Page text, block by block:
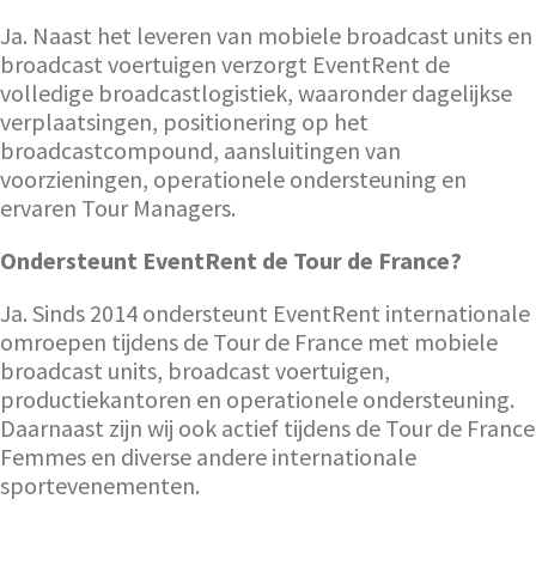
Ja. Naast het leveren van mobiele broadcast units en
broadcast voertuigen verzorgt EventRent de
volledige broadcastlogistiek, waaronder dagelijkse
verplaatsingen, positionering op het
broadcastcompound, aansluitingen van
voorzieningen, operationele ondersteuning en
ervaren Tour Managers.
Ondersteunt EventRent de Tour de France?
Ja. Sinds 2014 ondersteunt EventRent internationale
omroepen tijdens de Tour de France met mobiele
broadcast units, broadcast voertuigen,
productiekantoren en operationele ondersteuning.
Daarnaast zijn wij ook actief tijdens de Tour de France
Femmes en diverse andere internationale
sportevenementen.